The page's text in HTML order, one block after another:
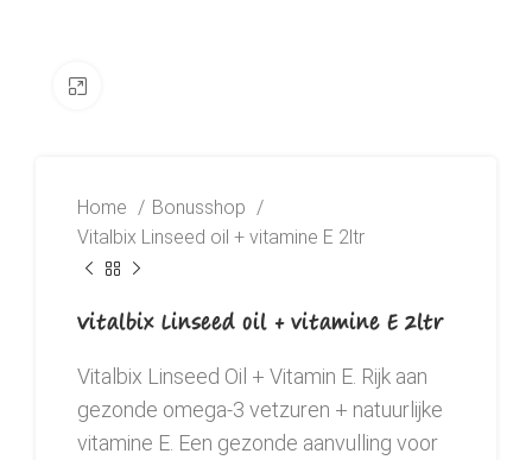
Home
Bonusshop
Vitalbix Linseed oil + vitamine E 2ltr
Vitalbix Linseed oil + vitamine E 2ltr
Vitalbix Linseed Oil + Vitamin E. Rijk aan
gezonde omega-3 vetzuren + natuurlijke
vitamine E. Een gezonde aanvulling voor